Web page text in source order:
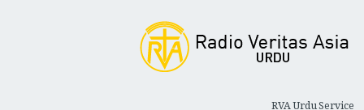
RVA Urdu Service